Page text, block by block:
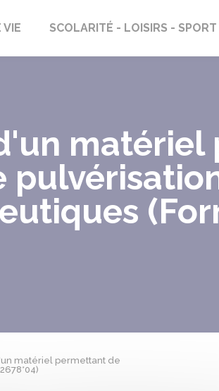
VIE SCOLARITÉ - LOISIRS - SPORT
matériel permettant de